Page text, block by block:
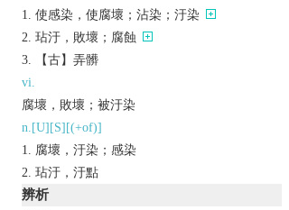
使感染，使腐壞；沾染；汙染
玷汙，敗壞；腐蝕
【古】弄髒
vi.
腐壞，敗壞；被汙染
n.[U][S][(+of)]
腐壞，汙染；感染
玷汙，汙點
辨析